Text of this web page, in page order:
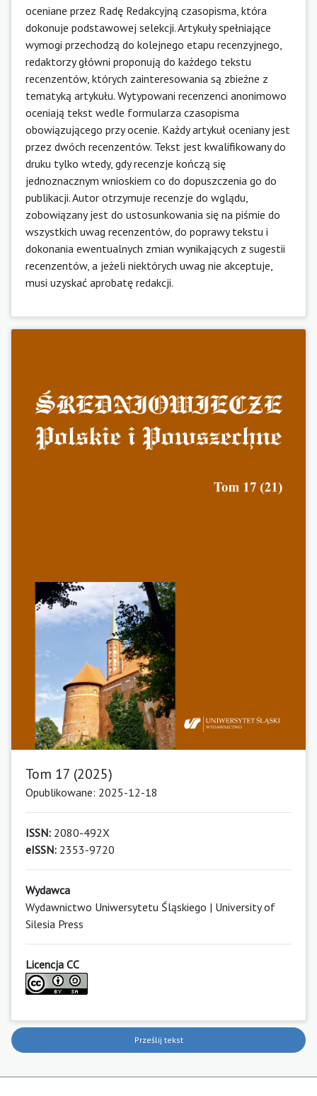
oceniane przez Radę Redakcyjną czasopisma, która
dokonuje podstawowej selekcji. Artykuły spełniające
wymogi przechodzą do kolejnego etapu recenzyjnego,
redaktorzy główni proponują do każdego tekstu
recenzentów, których zainteresowania są zbieżne z
tematyką artykułu. Wytypowani recenzenci anonimowo
oceniają tekst wedle formularza czasopisma
obowiązującego przy ocenie. Każdy artykuł oceniany jest
przez dwóch recenzentów. Tekst jest kwalifikowany do
druku tylko wtedy, gdy recenzje kończą się
jednoznacznym wnioskiem co do dopuszczenia go do
publikacji. Autor otrzymuje recenzje do wglądu,
zobowiązany jest do ustosunkowania się na piśmie do
wszystkich uwag recenzentów, do poprawy tekstu i
dokonania ewentualnych zmian wynikających z sugestii
recenzentów, a jeżeli niektórych uwag nie akceptuje,
musi uzyskać aprobatę redakcji.
Tom 17 (2025)
Opublikowane: 2025-12-18
ISSN: 2080-492X
eISSN: 2353-9720
Wydawca
Wydawnictwo Uniwersytetu Śląskiego | University of
Silesia Press
Licencja CC
Prześlij tekst